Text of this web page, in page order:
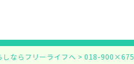
ならフリーライフへ > 018-900×675